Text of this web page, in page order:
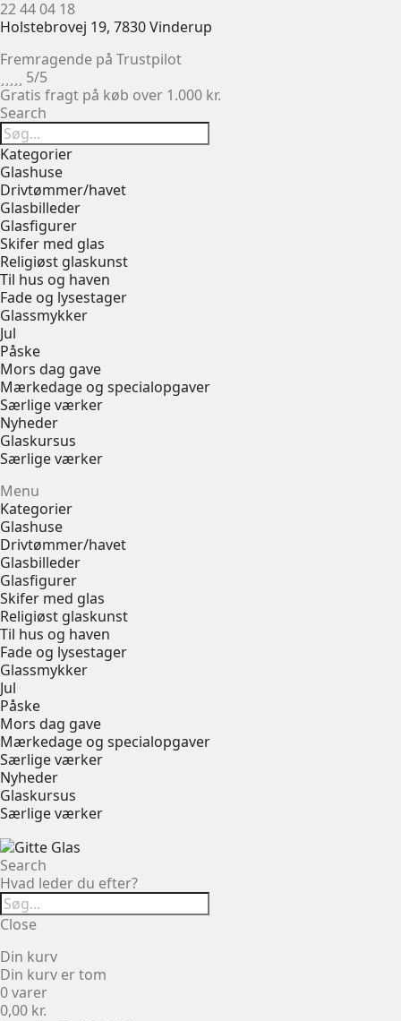
22 44 04 18
Holstebrovej 19, 7830 Vinderup
Fremragende på Trustpilot
5/5
Gratis fragt på køb over 1.000 kr.
Search
Kategorier
Glashuse
Drivtømmer/havet
Glasbilleder
Glasfigurer
Skifer med glas
Religiøst glaskunst
Til hus og haven
Fade og lysestager
Glassmykker
Jul
Påske
Mors dag gave
Mærkedage og specialopgaver
Særlige værker
Nyheder
Glaskursus
Særlige værker
Menu
Kategorier
Glashuse
Drivtømmer/havet
Glasbilleder
Glasfigurer
Skifer med glas
Religiøst glaskunst
Til hus og haven
Fade og lysestager
Glassmykker
Jul
Påske
Mors dag gave
Mærkedage og specialopgaver
Særlige værker
Nyheder
Glaskursus
Særlige værker
Search
Hvad leder du efter?
Close
Din kurv
Din kurv er tom
0 varer
0,00 kr.